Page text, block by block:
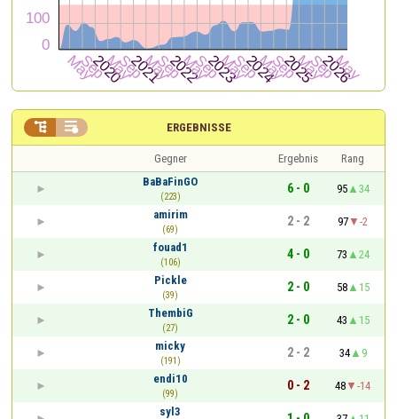
ERGEBNISSE
 
Gegner Ergebnis
Rang
BaBaFinGO
(223)
6 - 0 95
34
amirim
(69)
2 - 2 97
-2
fouad1
(106)
4 - 0 73
24
Pickle
(39)
2 - 0 58
15
ThembiG
(27)
2 - 0 43
15
micky
(191)
2 - 2 34
9
endi10
(99)
0 - 2 48
-14
syl3